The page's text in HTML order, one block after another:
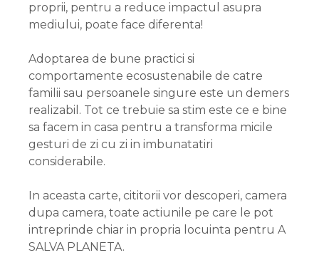
proprii, pentru a reduce impactul asupra
mediului, poate face diferenta!
Adoptarea de bune practici si
comportamente ecosustenabile de catre
familii sau persoanele singure este un demers
realizabil. Tot ce trebuie sa stim este ce e bine
sa facem in casa pentru a transforma micile
gesturi de zi cu zi in imbunatatiri
considerabile.
In aceasta carte, cititorii vor descoperi, camera
dupa camera, toate actiunile pe care le pot
intreprinde chiar in propria locuinta pentru A
SALVA PLANETA.